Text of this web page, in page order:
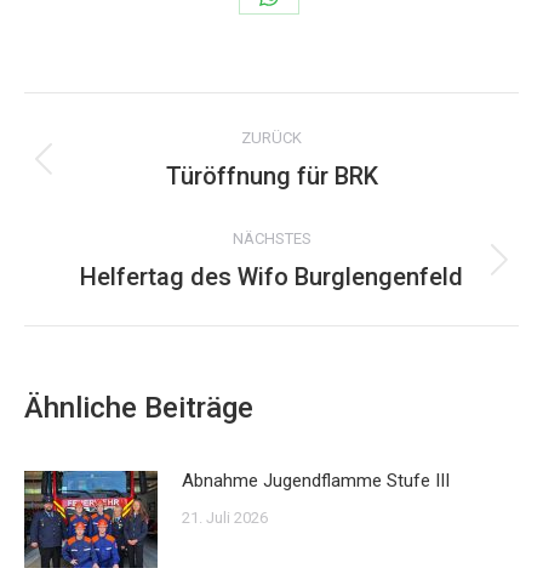
Share
WhatsApp
Kommentarnavigation
ZURÜCK
Vorheriger
Türöffnung für BRK
NÄCHSTES
Nächster
Helfertag des Wifo Burglengenfeld
Ähnliche Beiträge
Abnahme Jugendflamme Stufe III
21. Juli 2026